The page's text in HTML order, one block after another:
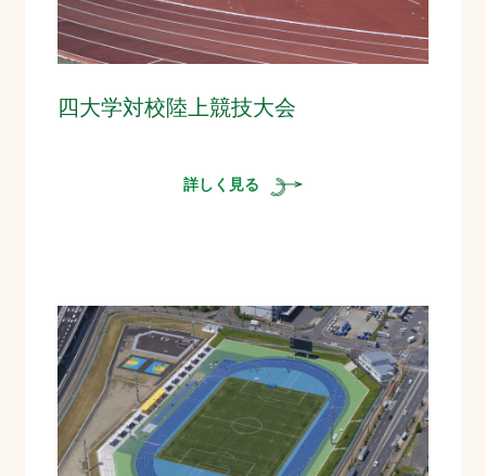
四大学対校陸上競技大会
詳しく見る